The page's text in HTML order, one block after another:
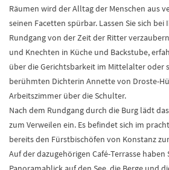
Räumen wird der Alltag der Menschen aus
seinen Facetten spürbar. Lassen Sie sich
Rundgang von der Zeit der Ritter
und Knechten in Küche und Backstube,
über die Gerichtsbarkeit im Mittelalter oder
berühmten Dichterin Annette von Droste-
Arbeitszimmer über die Schulter.
Nach dem Rundgang durch die Burg lädt
zum Verweilen ein. Es befindet sich im
bereits den Fürstbischöfen von Konstanz
Auf der dazugehörigen Café-Terrasse